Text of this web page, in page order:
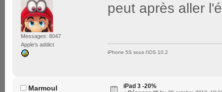
Messages: 8047
Apple's addict
peut après aller
iPhone 5S sous l'iOS 10.2
Marmoul iPad 3 -20%